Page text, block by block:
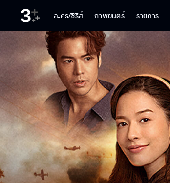
ละคร/ซีรีส์ ภาพยนตร์ รายการ